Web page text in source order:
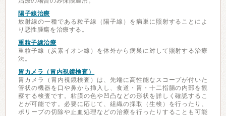
陽子線治療
放射線の一種である粒子線（陽子線）を病巣に照射することによ
り悪性腫瘍を治療する。
重粒子線治療
重粒子線（炭素イオン線）を体外から病巣に対して照射する治療
法。
胃カメラ（胃内視鏡検査）
胃カメラ（胃内視鏡検査）は、先端に高性能なスコープが付いた
管状の機器を口や鼻から挿入し、食道・胃・十二指腸の内部を観
察する検査です。粘膜の色や凹凸などの形状を詳しく確認するこ
とが可能です。必要に応じて、組織の採取（生検）を行ったり、
ポリープの切除や止血処理などの治療を行ったりすることも可能